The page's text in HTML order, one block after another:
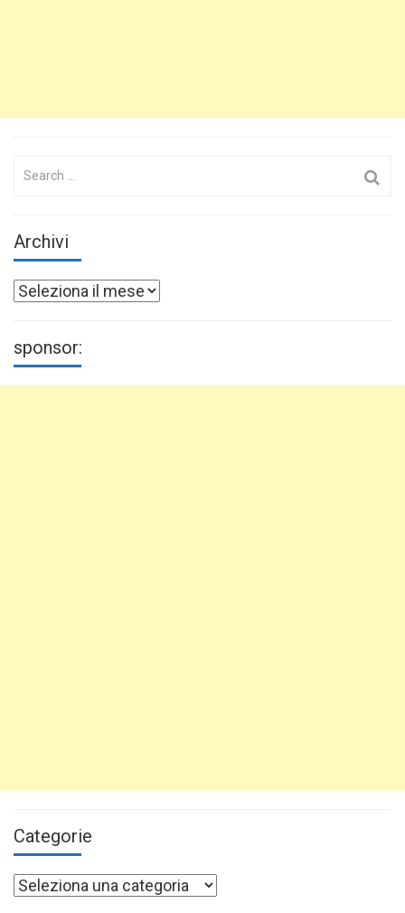
Search
Archivi
Archivi
sponsor:
Categorie
Categorie